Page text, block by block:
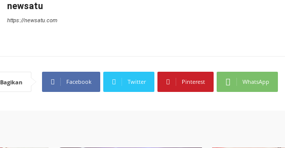
newsatu
https://newsatu.com
Bagikan Facebook Twitter Pinterest WhatsApp